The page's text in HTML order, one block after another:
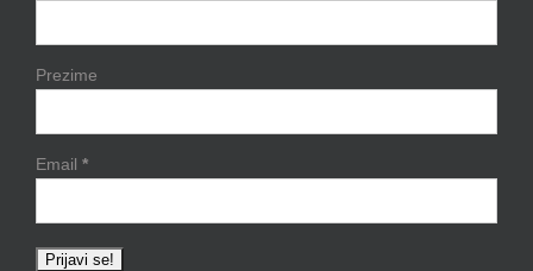
Prezime
Email *